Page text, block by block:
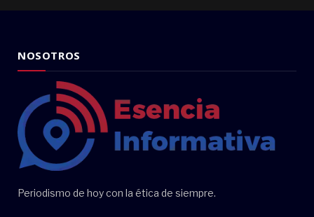
NOSOTROS
Periodismo de hoy con la ética de siempre.